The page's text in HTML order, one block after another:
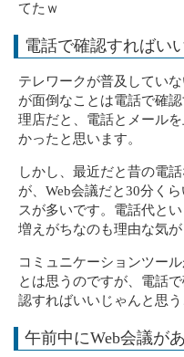
てたｗ
電話で確認すればい
テレワークが普及してい
が面倒なことは電話で確
理店だと、電話とメール
かったと思います。
しかし、最近だと昔の電
が、Web会議だと30分く
スが多いです。電話代と
増えがちなのも理由な気が
コミュニケーションツー
とは思うのですが、電話
認すればいいじゃんと思う
午前中にWeb会議が